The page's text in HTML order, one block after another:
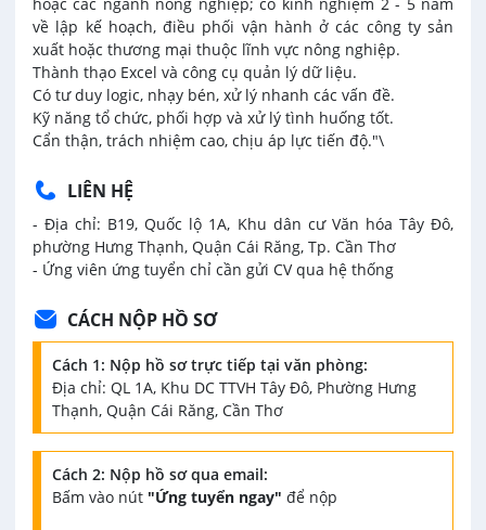
về lập kế hoạch, điều phối vận hành ở các công ty sản
xuất hoặc thương mại thuộc lĩnh vực nông nghiệp.
Thành thạo Excel và công cụ quản lý dữ liệu.
Có tư duy logic, nhạy bén, xử lý nhanh các vấn đề.
Kỹ năng tổ chức, phối hợp và xử lý tình huống tốt.
Cẩn thận, trách nhiệm cao, chịu áp lực tiến độ."\
LIÊN HỆ
- Địa chỉ: B19, Quốc lộ 1A, Khu dân cư Văn hóa Tây Đô,
phường Hưng Thạnh, Quận Cái Răng, Tp. Cần Thơ
- Ứng viên ứng tuyển chỉ cần gửi CV qua hệ thống
CÁCH NỘP HỒ SƠ
Cách 1: Nộp hồ sơ trực tiếp tại văn phòng:
Địa chỉ: QL 1A, Khu DC TTVH Tây Đô, Phường Hưng
Thạnh, Quận Cái Răng, Cần Thơ
Cách 2: Nộp hồ sơ qua email:
Bấm vào nút "Ứng tuyển ngay" để nộp